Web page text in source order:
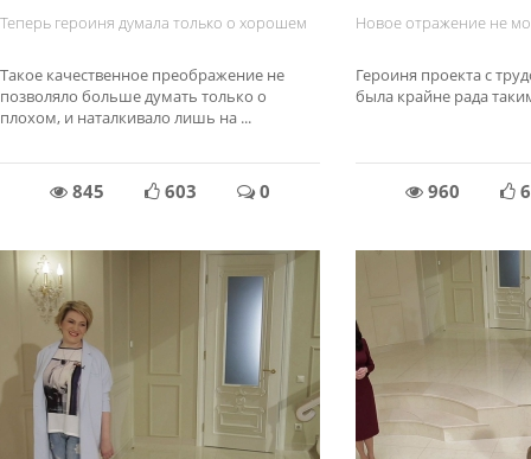
Теперь героиня думала только о хорошем
Такое качественное преображение не
позволяло больше думать только о
плохом, и наталкивало лишь на ...
845 603 0
Новое отражение не
Героиня проекта с
была крайне рада
960